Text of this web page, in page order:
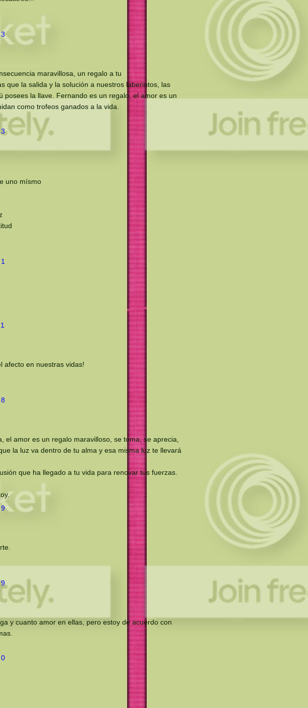
maravillosa, un regalo a tu
que la salida y la solución a nuestros laberintos, las
posees la llave. Fernando es un regalo, el amor es un
como trofeos ganados a la vida.
uno mísmo
afecto en nuestras vidas!
el amor es un regalo maravilloso, se toma, se aprecia,
la luz va dentro de tu alma y esa misma luz te llevará
que ha llegado a tu vida para renovar tus fuerzas.
y cuanto amor en ellas, pero estoy de acuerdo con